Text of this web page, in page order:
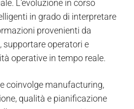
L’evoluzione in corso
in grado di interpretare
provenienti da
supportare operatori e
operative in tempo reale.
coinvolge manufacturing,
qualità e pianificazione